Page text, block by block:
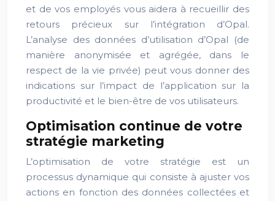
et de vos employés vous aidera à recueillir des
retours précieux sur l’intégration d’Opal.
L’analyse des données d’utilisation d’Opal (de
manière anonymisée et agrégée, dans le
respect de la vie privée) peut vous donner des
indications sur l’impact de l’application sur la
productivité et le bien-être de vos utilisateurs.
Optimisation continue de votre
stratégie marketing
L’optimisation de votre stratégie est un
processus dynamique qui consiste à ajuster vos
actions en fonction des données collectées et